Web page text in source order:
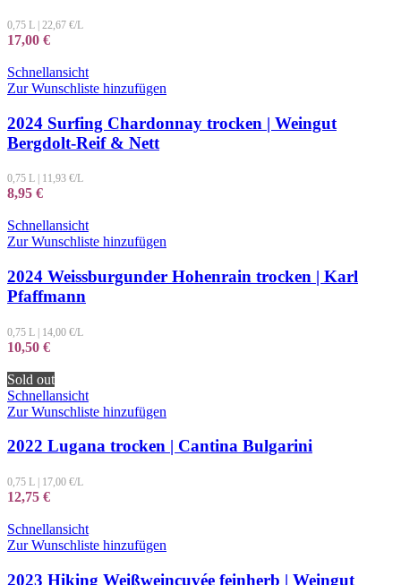
0,75 L | 22,67 €/L
17,00 €
Schnellansicht
Zur Wunschliste hinzufügen
2024 Surfing Chardonnay trocken | Weingut
Bergdolt-Reif & Nett
0,75 L 11,93 €/L
8,95 €
Schnellansicht
Zur Wunschliste hinzufügen
2024 Weissburgunder Hohenrain trocken | Karl
Pfaffmann
0,75 L | 14,00 €/L
10,50 €
Sold out
Schnellansicht
Zur Wunschliste hinzufügen
2022 Lugana trocken | Cantina Bulgarini
0,75 L 17,00 €/L
12,75 €
Schnellansicht
Zur Wunschliste hinzufügen
2023 Hiking Weißweincuvée feinherb | Weingut